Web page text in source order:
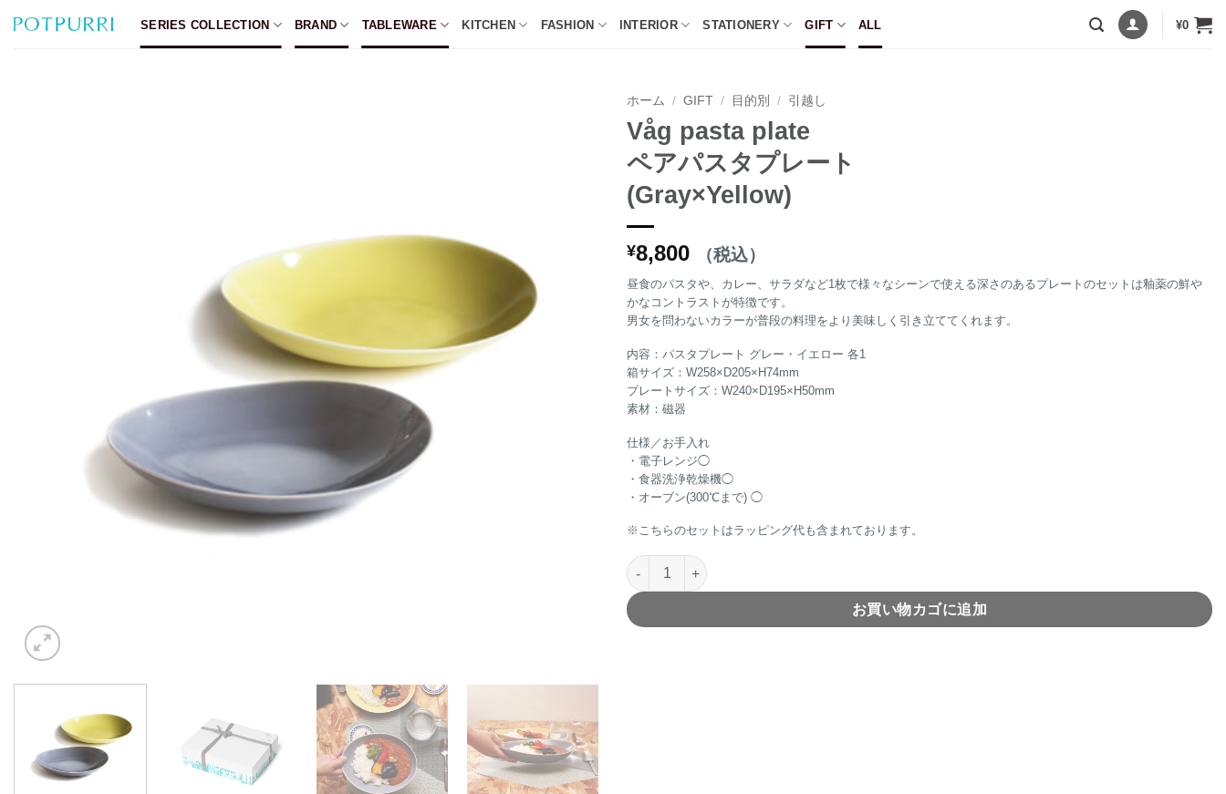
SERIES COLLECTION BRAND TABLEWARE KITCHEN FASHION INTERIOR STATIONERY GIFT ALL ¥0
ホーム / GIFT / 目的別 / 引越し
Våg pasta plate
ペアパスタプレート
(Gray×Yellow)
¥8,800 （税込）
昼食のパスタや、カレー、サラダなど1枚で様々なシーンで使える深さのあるプレートのセットは釉薬の鮮や
かなコントラストが特徴です。
男女を問わないカラーが普段の料理をより美味しく引き立ててくれます。
内容：パスタプレート グレー・イエロー 各1
箱サイズ：W258×D205×H74mm
プレートサイズ：W240×D195×H50mm
素材：磁器
仕様／お手入れ
・電子レンジ◯
・食器洗浄乾燥機◯
・オーブン(300℃まで) ◯
※こちらのセットはラッピング代も含まれております。
Våg pasta plateペアパスタプレート(Gray×Yellow)個
お買い物カゴに追加